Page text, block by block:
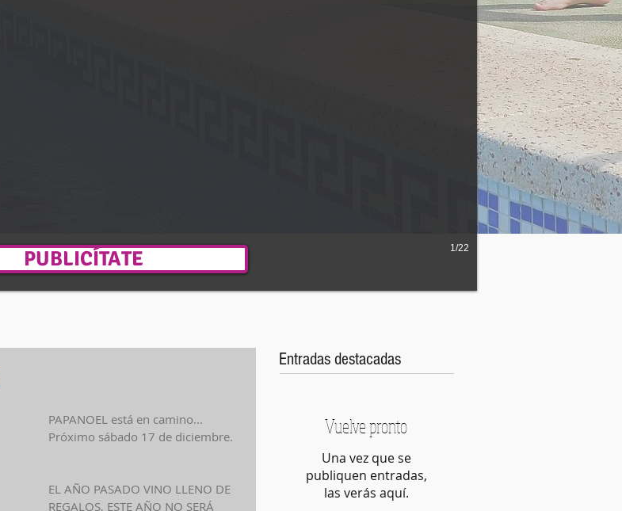
PAPANOEL está en camino...
Próximo sábado 17 de diciembre.
EL AÑO PASADO VINO LLENO DE
REGALOS, ESTE AÑO NO SERÁ
Entradas destacadas
Vuelve pronto
Una vez que se
publiquen entradas,
las verás aquí.
1/22
PUBLICÍTATE